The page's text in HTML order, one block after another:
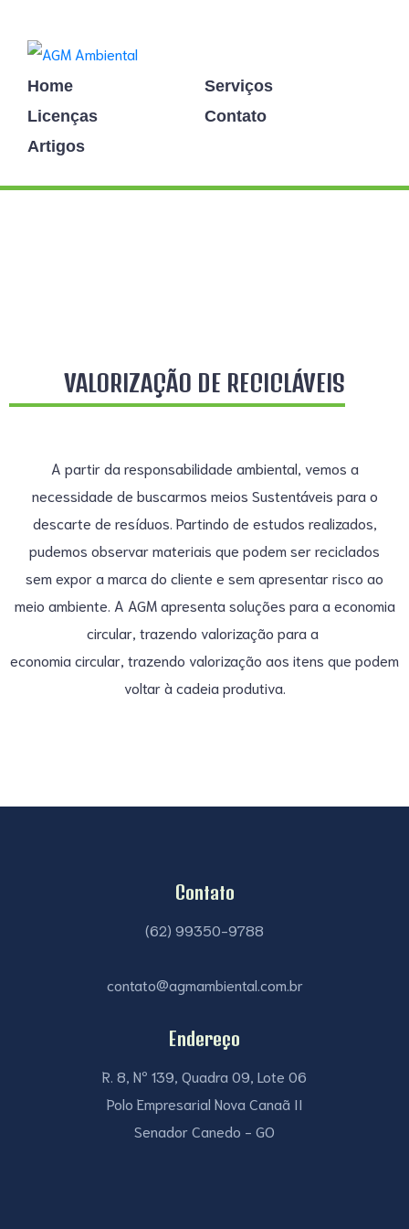
Home
Serviços
Licenças
Contato
Artigos
VALORIZAÇÃO DE RECICLÁVEIS
A partir da responsabilidade ambiental, vemos a
necessidade de buscarmos meios Sustentáveis para o
descarte de resíduos. Partindo de estudos realizados,
pudemos observar materiais que podem ser reciclados
sem expor a marca do cliente e sem apresentar risco ao
meio ambiente. A AGM apresenta soluções para a economia
circular, trazendo valorização para a
economia circular, trazendo valorização aos itens que podem
voltar à cadeia produtiva.
Contato
(62) 99350-9788
contato@agmambiental.com.br
Endereço
R. 8, Nº 139, Quadra 09, Lote 06
Polo Empresarial Nova Canaã II
Senador Canedo - GO